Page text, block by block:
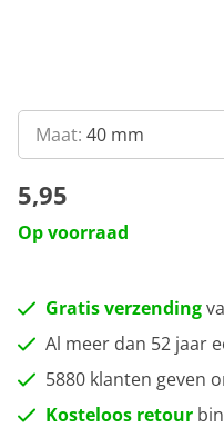
Maat: 40 mm
5,95
Op voorraad
Gratis verzending
Al meer dan 52 jaar
5880 klanten geven
Kosteloos retour